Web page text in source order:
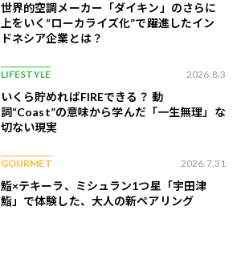
世界的空調メーカー「ダイキン」のさらに
上をいく“ローカライズ化”で躍進したイン
ドネシア企業とは？
LIFESTYLE 2026.8.3
いくら貯めればFIREできる？ 動
詞“Coast”の意味から学んだ「一生無理」な
切ない現実
GOURMET 2026.7.31
鮨×テキーラ、ミシュラン1つ星「宇田津
鮨」で体験した、大人の新ペアリング